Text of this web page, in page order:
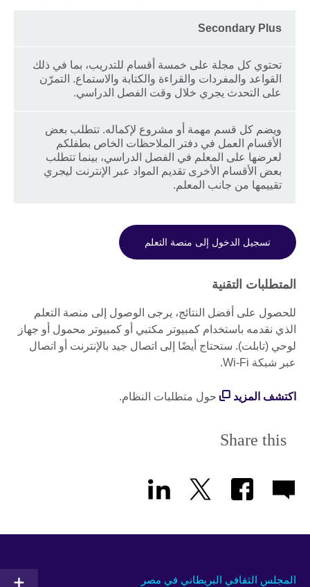
Secondary Plus
تحتوي كل مجلة على خمسة أقسام للتدريب، بما في ذلك
القواعد والمفردات والقراءة والكتابة والاستماع. التمرّن
على التحدث يجري خلال وقت الفصل الدراسي.
ويضم كل قسم مهمة أو مشروع لإكماله. تتطلب بعض
الأقسام العمل في دفتر الملاحظات الخاص بطفلكم
لعرضها على المعلم في الفصل الدراسي، بينما تتطلب
بعض الأقسام الأخرى تقديم المواد عبر الإنترنت ليجري
تقييمها من جانب المعلم.
تسجيل الدخول إلى منصة التعلم
المتطلبات التقنية
للحصول على أفضل النتائج، يرجى الوصول إلى منصة التعلم
الذي نقدمه باستخدام كمبيوتر مكتبي أو كمبيوتر محمول أو جهاز
لوحي (تابلت). ستحتاج أيضًا إلى اتصال جيد بالإنترنت أو اتصال
عبر شبكة Wi-Fi.
اكتشف المزيد حول متطلبات النظام.
Share this
المجلس الثقافي البريطاني في مصر